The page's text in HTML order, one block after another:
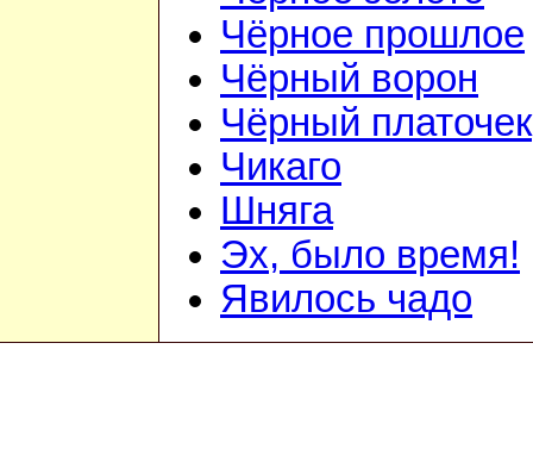
Чёрное прошлое
Чёрный ворон
Чёрный платочек
Чикаго
Шняга
Эх, было время!
Явилось чадо